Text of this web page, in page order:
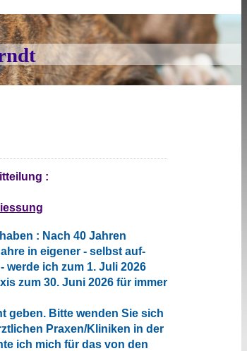
:
: Nach 40 Jahren
in eigener - selbst auf-
werde ich zum 1. Juli 2026
zum 30. Juni 2026 für immer
geben. Bitte wenden Sie sich
Praxen/Kliniken in der
ich mich für das von den